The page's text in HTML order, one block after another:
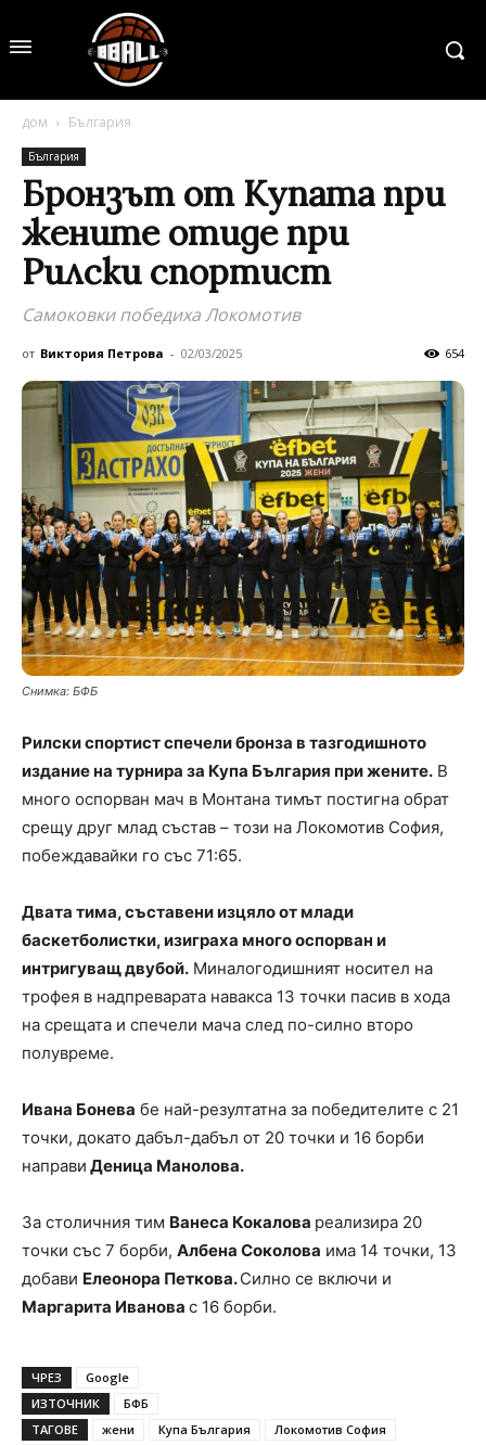
дом България
България
Бронзът от Купата при
жените отиде при
Рилски спортист
Самоковки победиха Локомотив
от Виктория Петрова - 02/03/2025 654
Снимка: БФБ
Рилски спортист спечели бронза в тазгодишното
издание на турнира за Купа България при жените. В
много оспорван мач в Монтана тимът постигна обрат
срещу друг млад състав – този на Локомотив София,
побеждавайки го със 71:65.
Двата тима, съставени изцяло от млади
баскетболистки, изиграха много оспорван и
интригуващ двубой. Миналогодишният носител на
трофея в надпреварата навакса 13 точки пасив в хода
на срещата и спечели мача след по-силно второ
полувреме.
Ивана Бонева бе най-резултатна за победителите с 21
точки, докато дабъл-дабъл от 20 точки и 16 борби
направи Деница Манолова.
За столичния тим Ванеса Кокалова реализира 20
точки със 7 борби, Албена Соколова има 14 точки, 13
добави Елеонора Петкова.Силно се включи и
Маргарита Иванова с 16 борби.
ЧРЕЗ
Google
ИЗТОЧНИК
БФБ
ТАГОВЕ
жени Купа България
Локомотив София